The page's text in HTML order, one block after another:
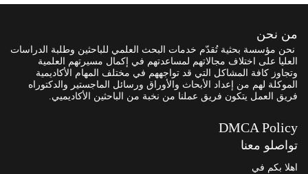
من نحن
نحن مؤسسة بحثية تُقدّم خدمات البحث العلمي للباحثين وطلبة الدراسات
العليا على اختلاف مجالاتهم لمساعدتهم في إكمال مسيرتهم العلمية
وتجاوز كافة المشاكل التي قد تواجههم في مختلف المهام الأكاديمية
الموكلة لهم من إعداد الأبحاث والأوراق ورسائل الماجستير والدكتوراه
فريق العمل يتكون فريق عملنا من نخبة من الباحثين الأكاديميي.
DMCA Policy
تواصلو معنا
اهلا بكم في